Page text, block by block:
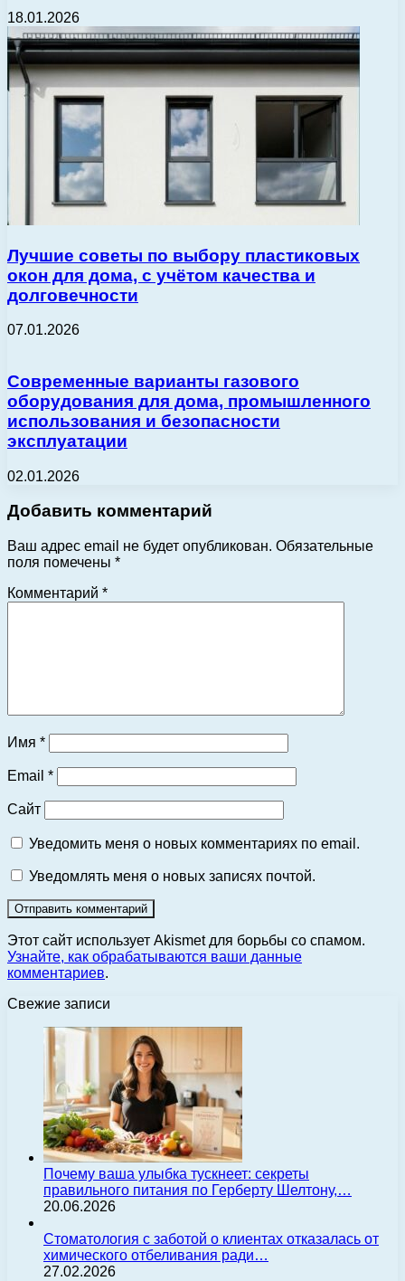
18.01.2026
Лучшие советы по выбору пластиковых
окон для дома, с учётом качества и
долговечности
07.01.2026
Современные варианты газового
оборудования для дома, промышленного
использования и безопасности
эксплуатации
02.01.2026
Добавить комментарий
Ваш адрес email не будет опубликован. Обязательные
поля помечены *
Комментарий *
Имя *
Email *
Сайт
Уведомить меня о новых комментариях по email.
Уведомлять меня о новых записях почтой.
Этот сайт использует Akismet для борьбы со спамом.
Узнайте, как обрабатываются ваши данные
комментариев.
Свежие записи
Почему ваша улыбка тускнеет: секреты
правильного питания по Герберту Шелтону,…
20.06.2026
Стоматология с заботой о клиентах отказалась от
химического отбеливания ради…
27.02.2026